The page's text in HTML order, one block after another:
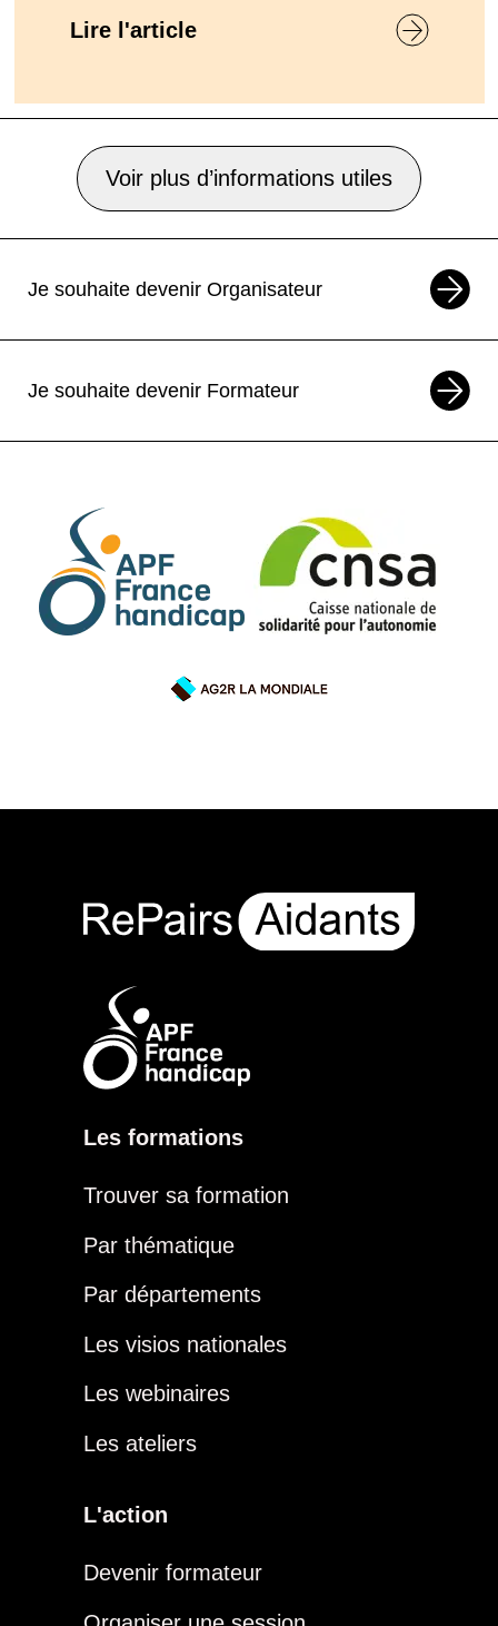
Lire l'article
Voir plus d’informations utiles
Je souhaite devenir Organisateur
Je souhaite devenir Formateur
Les formations
Trouver sa formation
Par thématique
Par départements
Les visios nationales
Les webinaires
Les ateliers
L'action
Devenir formateur